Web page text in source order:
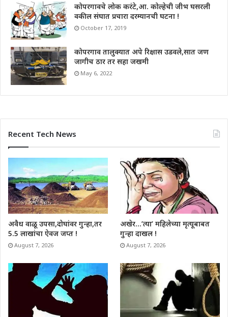
कोपरगावचे लोक करंटे,आ. कोल्हेची जीभ घसरली
वकील संघात प्रचारा दरम्यानची घटना !
October 17, 2019
कोपरगाव तालुक्यात अपे रिक्षास उडवले,सात जण
जागीच ठार तर सहा जखमी
May 6, 2022
Recent Tech News
अवैध वाळू उपसा,दोघांवर गुन्हा,तर
5.5 लाखांचा ऐवज जप्त !
August 7, 2026
अखेर…’त्या’ महिलेच्या मृत्यूबाबत
गुन्हा दाखल !
August 7, 2026